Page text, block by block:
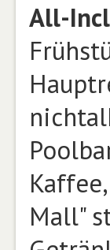
All-
Mall"